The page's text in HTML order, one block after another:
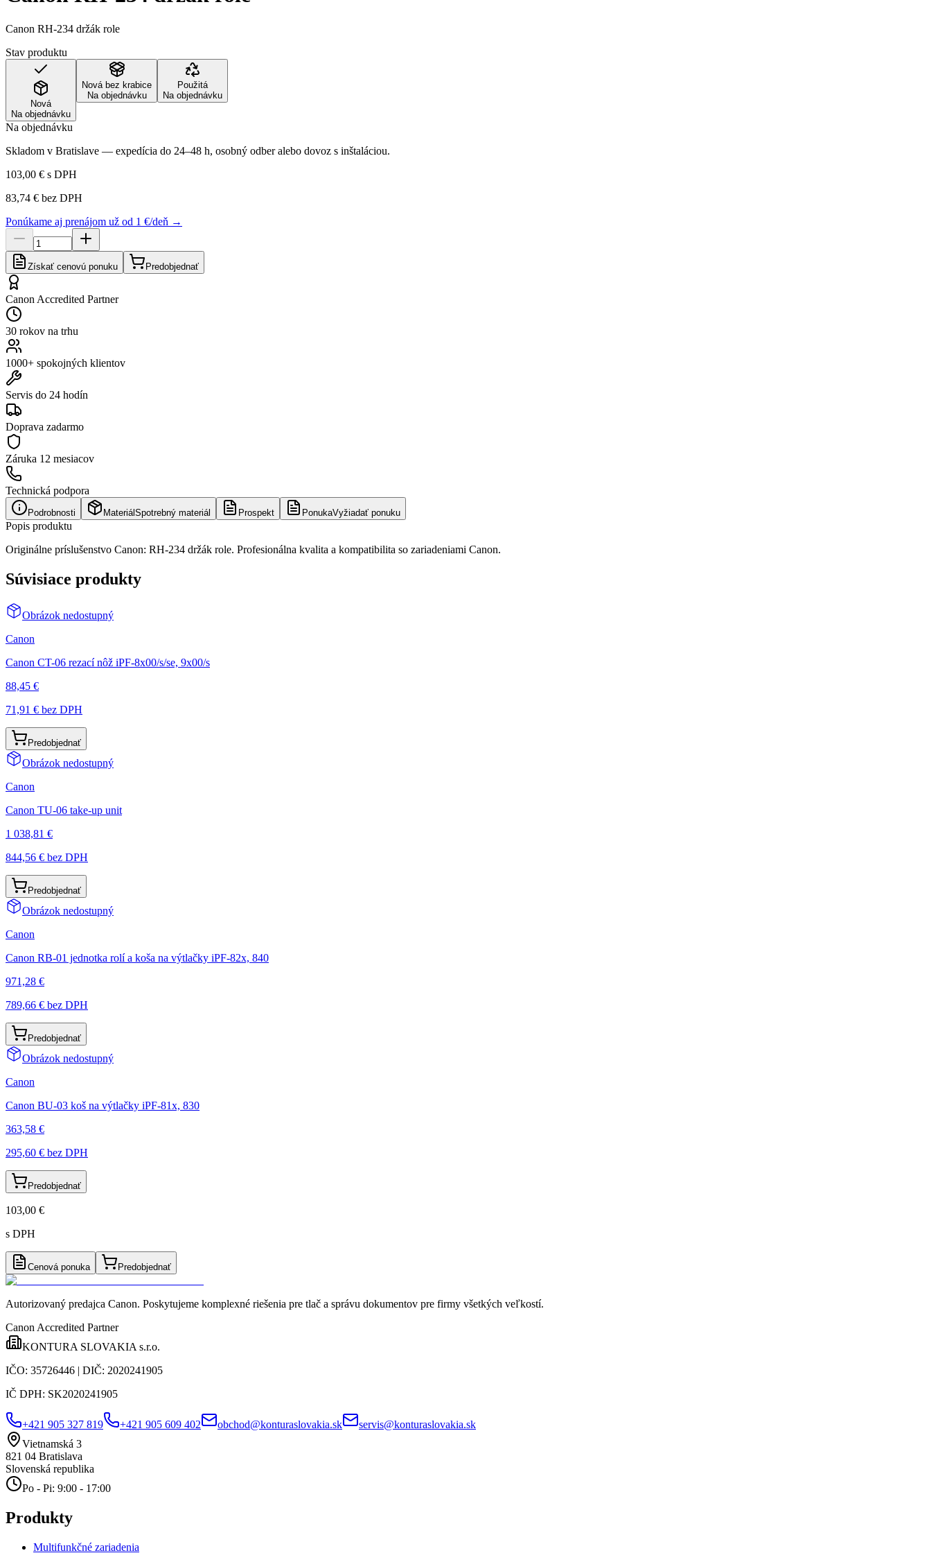
Canon RH-234 držák role
Stav produktu
Nová
Na objednávku
Nová bez krabice
Na objednávku
Použitá
Na objednávku
Na objednávku
Skladom v Bratislave — expedícia do 24–48 h, osobný odber alebo dovoz s inštaláciou.
103,00 € s DPH
83,74 € bez DPH
Ponúkame aj prenájom už od 1 €/deň →
Získať cenovú ponuku Predobjednať
Canon Accredited Partner
30 rokov na trhu
1000+ spokojných klientov
Servis do 24 hodín
Doprava zadarmo
Záruka 12 mesiacov
Technická podpora
Podrobnosti Materiál Spotrebný materiál Prospekt PonukaVyžiadať ponuku
Popis produktu
Originálne príslušenstvo Canon: RH-234 držák role. Profesionálna kvalita a kompatibilita so zariadeniami Canon.
Súvisiace produkty
Obrázok nedostupný
Canon
Canon CT-06 rezací nôž iPF-8x00/s/se, 9x00/s
88,45 €
71,91 € bez DPH
Predobjednať
Obrázok nedostupný
Canon
Canon TU-06 take-up unit
1 038,81 €
844,56 € bez DPH
Predobjednať
Obrázok nedostupný
Canon
Canon RB-01 jednotka rolí a koša na výtlačky iPF-82x, 840
971,28 €
789,66 € bez DPH
Predobjednať
Obrázok nedostupný
Canon
Canon BU-03 koš na výtlačky iPF-81x, 830
363,58 €
295,60 € bez DPH
Predobjednať
103,00 €
s DPH
Cenová ponuka Predobjednať
Autorizovaný predajca Canon. Poskytujeme komplexné riešenia pre tlač a správu dokumentov pre firmy všetkých veľkostí.
Canon Accredited Partner
KONTURA SLOVAKIA s.r.o.
IČO: 35726446 | DIČ: 2020241905
IČ DPH: SK2020241905
+421 905 327 819 +421 905 609 402 obchod@konturaslovakia.sk
servis@konturaslovakia.sk
Vietnamská 3
821 04 Bratislava
Slovenská republika
Po - Pi: 9:00 - 17:00
Produkty
Multifunkčné zariadenia